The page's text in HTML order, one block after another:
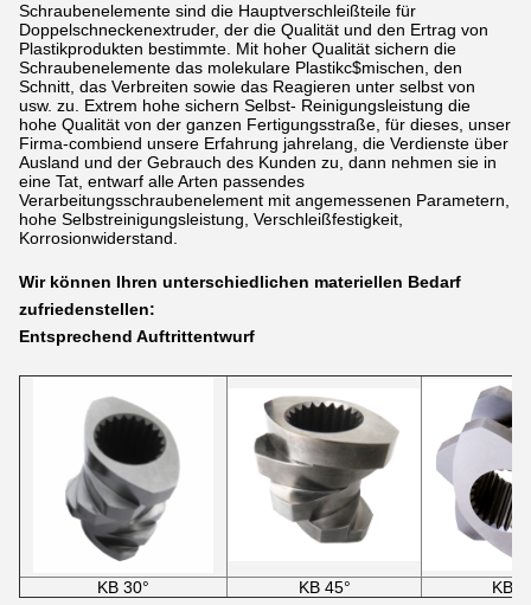
Schraubenelemente sind die Hauptverschleißteile für
Doppelschneckenextruder, der die Qualität und den Ertrag von
Plastikprodukten bestimmte. Mit hoher Qualität sichern die
Schraubenelemente das molekulare Plastikc$mischen, den
Schnitt, das Verbreiten sowie das Reagieren unter selbst von
usw. zu. Extrem hohe sichern Selbst- Reinigungsleistung die
hohe Qualität von der ganzen Fertigungsstraße, für dieses, unser
Firma-combiend unsere Erfahrung jahrelang, die Verdienste über
Ausland und der Gebrauch des Kunden zu, dann nehmen sie in
eine Tat, entwarf alle Arten passendes
Verarbeitungsschraubenelement mit angemessenen Parametern,
hohe Selbstreinigungsleistung, Verschleißfestigkeit,
Korrosionwiderstand.
Wir können Ihren unterschiedlichen materiellen Bedarf
zufriedenstellen:
Entsprechend Auftrittentwurf
KB 30° KB 45° KB